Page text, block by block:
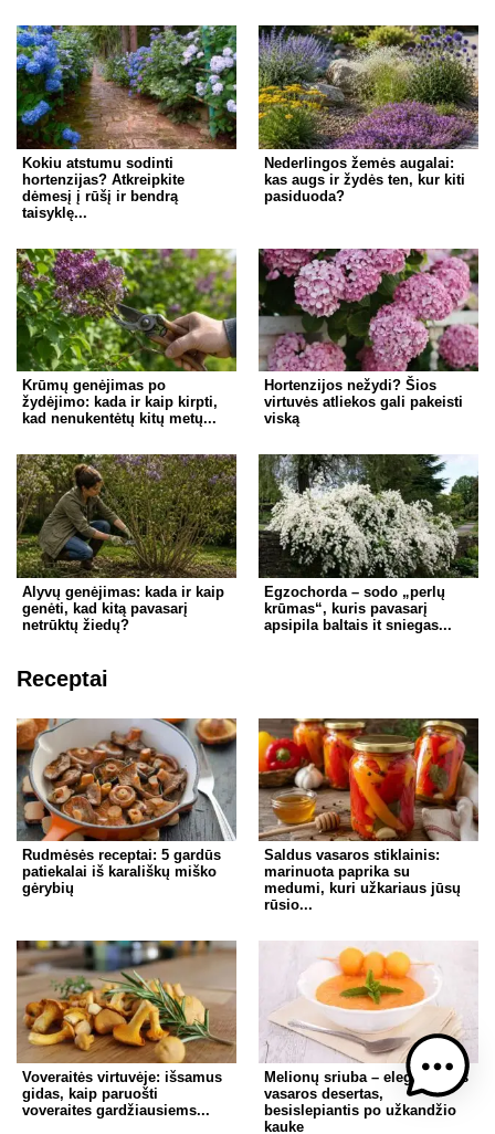
Kokiu atstumu sodinti
hortenzijas? Atkreipkite
dėmesį į rūšį ir bendrą
taisyklę...
Nederlingos žemės augalai:
kas augs ir žydės ten, kur kiti
pasiduoda?
Krūmų genėjimas po
žydėjimo: kada ir kaip kirpti,
kad nenukentėtų kitų metų...
Hortenzijos nežydi? Šios
virtuvės atliekos gali pakeisti
viską
Alyvų genėjimas: kada ir kaip
genėti, kad kitą pavasarį
netrūktų žiedų?
Egzochorda – sodo „perlų
krūmas“, kuris pavasarį
apsipila baltais it sniegas...
Receptai
Rudmėsės receptai: 5 gardūs
patiekalai iš karališkų miško
gėrybių
Saldus vasaros stiklainis:
marinuota paprika su
medumi, kuri užkariaus jūsų
rūsio...
Voveraitės virtuvėje: išsamus
gidas, kaip paruošti
voveraites gardžiausiems...
Melionų sriuba – elegantiškas
vasaros desertas,
besislepiantis po užkandžio
kauke